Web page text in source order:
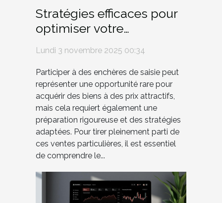
Stratégies efficaces pour
optimiser votre
participation aux
enchères de saisie
Lundi 3 novembre 2025 00:34
Participer à des enchères de saisie peut
représenter une opportunité rare pour
acquérir des biens à des prix attractifs,
mais cela requiert également une
préparation rigoureuse et des stratégies
adaptées. Pour tirer pleinement parti de
ces ventes particulières, il est essentiel
de comprendre le...